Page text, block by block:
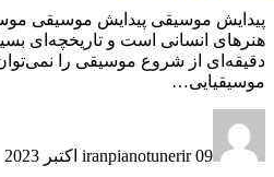
پیدایش موسیقی پیدایش موسیقی
هنرهای انسانی است و تاریخچه‌ای
دقیقه‌ای از شروع موسیقی را نمی‌توان
موسیقیایی…
iranpianotunerir 09 اکتبر 2023